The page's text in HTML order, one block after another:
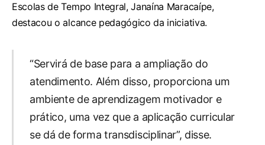
Escolas de Tempo Integral, Janaína Maracaípe,
destacou o alcance pedagógico da iniciativa.
“Servirá de base para a ampliação do
atendimento. Além disso, proporciona um
ambiente de aprendizagem motivador e
prático, uma vez que a aplicação curricular
se dá de forma transdisciplinar”, disse.